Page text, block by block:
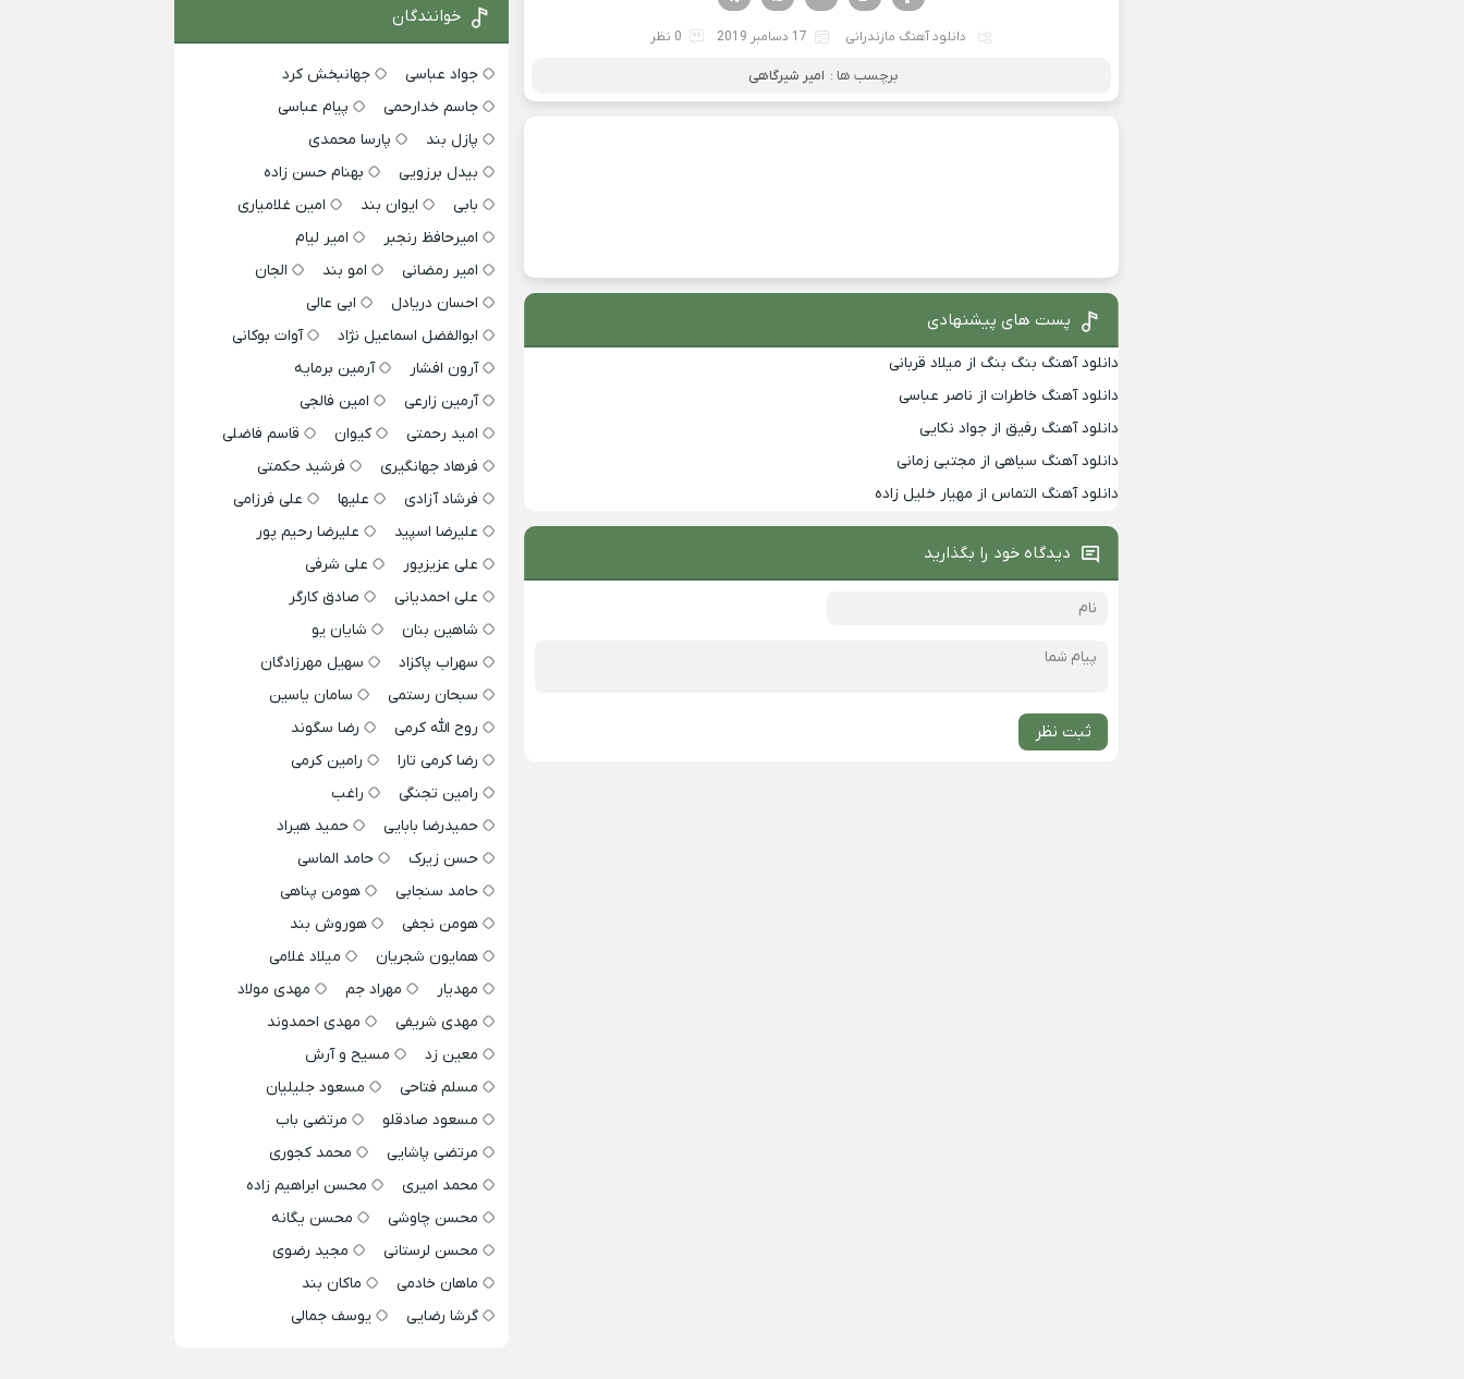
دانلود آهنگ مازندرانی 17 دسامبر 2019 0 نظر
برچسب ها : امیر شیرگاهی
پست های پیشنهادی
دانلود آهنگ بنگ بنگ از میلاد قربانی
دانلود آهنگ خاطرات از ناصر عباسی
دانلود آهنگ رفیق از جواد نکایی
دانلود آهنگ سیاهی از مجتبی زمانی
دانلود آهنگ التماس از مهیار خلیل زاده
دیدگاه خود را بگذارید
ثبت نظر
خوانندگان
جواد عباسی
جهانبخش کرد
جاسم خدارحمی
پیام عباسی
پازل بند
پارسا محمدی
بیدل برزویی
بهنام حسن زاده
بابی
ایوان بند
امین غلامیاری
امیرحافظ رنجبر
امیر لیام
امیر رمضانی
امو بند
الجان
احسان دریادل
ابی عالی
ابوالفضل اسماعیل نژاد
آوات بوکانی
آرون افشار
آرمین برمایه
آرمین زارعی
امین فالجی
امید رحمتی
کیوان
قاسم فاضلی
فرهاد جهانگیری
فرشید حکمتی
فرشاد آزادی
علیها
علی فرزامی
علیرضا اسپید
علیرضا رحیم پور
علی عزیزپور
علی شرفی
علی احمدیانی
صادق کارگر
شاهین بنان
شایان یو
سهراب پاکزاد
سهیل مهرزادگان
سبحان رستمی
سامان یاسین
روح الله کرمی
رضا سگوند
رضا کرمی تارا
رامین کرمی
رامین تجنگی
راغب
حمیدرضا بابایی
حمید هیراد
حسن زیرک
حامد الماسی
حامد سنجابی
هومن پناهی
هومن نجفی
هوروش بند
همایون شجریان
میلاد غلامی
مهدیار
مهراد جم
مهدی مولاد
مهدی شریفی
مهدی احمدوند
معین زد
مسیح و آرش
مسلم فتاحی
مسعود جلیلیان
مسعود صادقلو
مرتضی باب
مرتضی پاشایی
محمد کجوری
محمد امیری
محسن ابراهیم زاده
محسن چاوشی
محسن یگانه
محسن لرستانی
مجید رضوی
ماهان خادمی
ماکان بند
گرشا رضایی
یوسف جمالی